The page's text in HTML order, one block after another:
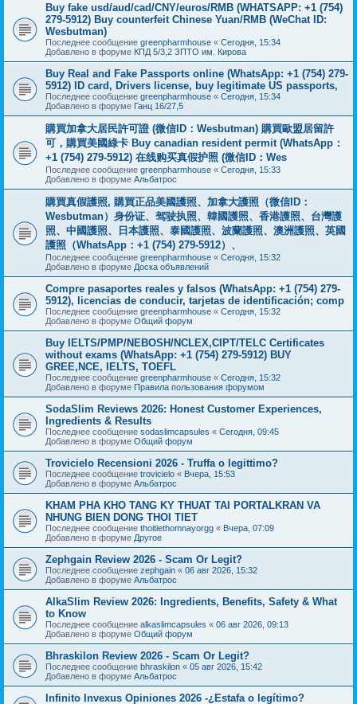
Buy fake usd/aud/cad/CNY/euros/RMB (WHATSAPP: +1 (754)
279-5912) Buy counterfeit Chinese Yuan/RMB (WeChat ID:
Wesbutman)
Последнее сообщение greenpharmhouse « Сегодня, 15:34
Добавлено в форуме КПД 5/3,2 ЗПТО им. Кирова
Buy Real and Fake Passports online (WhatsApp: +1 (754) 279-
5912) ID card, Drivers license, buy legitimate US passports,
Последнее сообщение greenpharmhouse « Сегодня, 15:34
Добавлено в форуме Ганц 16/27,5
購買加拿大居民許可證 (微信ID：Wesbutman) 購買歐盟居留許
可，購買美國綠卡 Buy canadian resident permit (WhatsApp：
+1 (754) 279-5912) 在线购买真假护照 (微信ID：Wes
Последнее сообщение greenpharmhouse « Сегодня, 15:33
Добавлено в форуме Альбатрос
購買真假護照, 購買正品美國護照、加拿大護照（微信ID：
Wesbutman）身份证、驾驶执照、韓國護照、香港護照、台灣護
照、中國護照、日本護照、泰國護照、波蘭護照、澳洲護照、英國
護照（WhatsApp：+1 (754) 279-5912）、
Последнее сообщение greenpharmhouse « Сегодня, 15:32
Добавлено в форуме Доска объявлений
Compre pasaportes reales y falsos (WhatsApp: +1 (754) 279-
5912), licencias de conducir, tarjetas de identificación; comp
Последнее сообщение greenpharmhouse « Сегодня, 15:32
Добавлено в форуме Общий форум
Buy IELTS/PMP/NEBOSH/NCLEX,CIPT/TELC Certificates
without exams (WhatsApp: +1 (754) 279-5912) BUY
GREE,NCE, IELTS, TOEFL
Последнее сообщение greenpharmhouse « Сегодня, 15:32
Добавлено в форуме Правила пользования форумом
SodaSlim Reviews 2026: Honest Customer Experiences,
Ingredients & Results
Последнее сообщение sodaslimcapsules « Сегодня, 09:45
Добавлено в форуме Общий форум
Trovicielo Recensioni 2026 - Truffa o legittimo?
Последнее сообщение trovicielo « Вчера, 15:53
Добавлено в форуме Альбатрос
KHAM PHA KHO TANG KY THUAT TAI PORTALKRAN VA
NHUNG BIEN DONG THOI TIET
Последнее сообщение thoitiethomnayorgg « Вчера, 07:09
Добавлено в форуме Другое
Zephgain Review 2026 - Scam Or Legit?
Последнее сообщение zephgain « 06 авг 2026, 15:32
Добавлено в форуме Альбатрос
AlkaSlim Review 2026: Ingredients, Benefits, Safety & What
to Know
Последнее сообщение alkaslimcapsules « 06 авг 2026, 09:13
Добавлено в форуме Общий форум
Bhraskilon Review 2026 - Scam Or Legit?
Последнее сообщение bhraskilon « 05 авг 2026, 15:42
Добавлено в форуме Альбатрос
Infinito Invexus Opiniones 2026 -¿Estafa o legítimo?